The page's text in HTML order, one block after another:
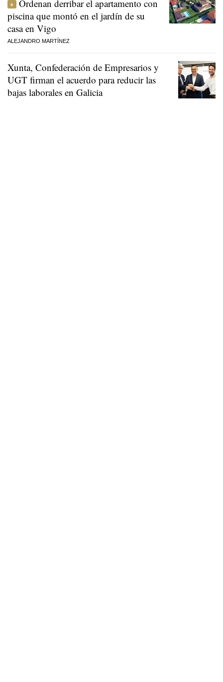
Ordenan derribar el apartamento con
piscina que montó en el jardín de su
casa en Vigo
ALEJANDRO MARTÍNEZ
Xunta, Confederación de Empresarios y
UGT firman el acuerdo para reducir las
bajas laborales en Galicia